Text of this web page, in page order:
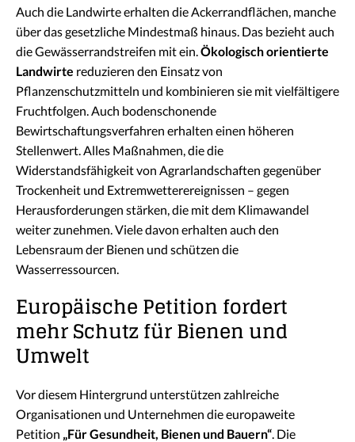
Auch die Landwirte erhalten die Ackerrandflächen, manche
über das gesetzliche Mindestmaß hinaus. Das bezieht auch
die Gewässerrandstreifen mit ein.Ökologisch orientierte
Landwirte reduzieren den Einsatz von
Pflanzenschutzmitteln und kombinieren sie mit vielfältigere
Fruchtfolgen. Auch bodenschonende
Bewirtschaftungsverfahren erhalten einen höheren
Stellenwert. Alles Maßnahmen, die die
Widerstandsfähigkeit von Agrarlandschaften gegenüber
Trockenheit und Extremwetterereignissen – gegen
Herausforderungen stärken, die mit dem Klimawandel
weiter zunehmen. Viele davon erhalten auch den
Lebensraum der Bienen und schützen die
Wasserressourcen.
Europäische Petition fordert
mehr Schutz für Bienen und
Umwelt
Vor diesem Hintergrund unterstützen zahlreiche
Organisationen und Unternehmen die europaweite
Petition „Für Gesundheit, Bienen und Bauern“. Die